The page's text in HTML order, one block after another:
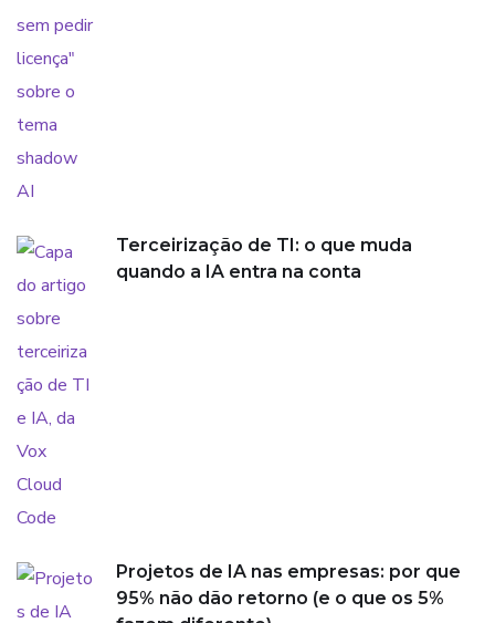
Terceirização de TI: o que muda
quando a IA entra na conta
Projetos de IA nas empresas: por que
95% não dão retorno (e o que os 5%